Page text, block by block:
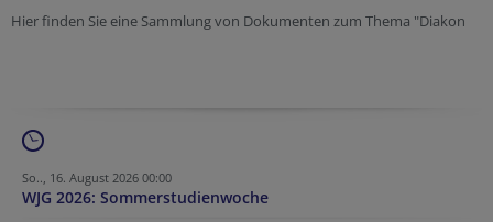
Hier finden Sie eine Sammlung von Dokumenten zum Thema "Diakon
So.., 16. August 2026 00:00
WJG 2026: Sommerstudienwoche